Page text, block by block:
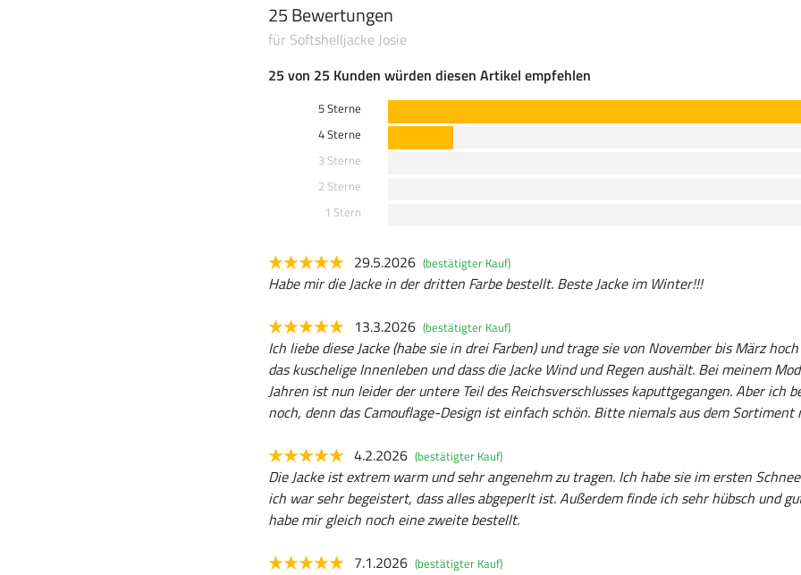
25 Bewertungen
für Softshelljacke Josie
25 von 25 Kunden würden diesen Artikel empfehlen
5 Sterne
4 Sterne
3 Sterne
2 Sterne
1 Stern
29.5.2026 (bestätigter Kauf)
Habe mir die Jacke in der dritten Farbe bestellt. Beste Jacke im Winter!!!
13.3.2026 (bestätigter Kauf)
Ich liebe diese Jacke (habe sie in drei Farben) und trage sie von November bis März
das kuschelige Innenleben und dass die Jacke Wind und Regen aushält. Bei meinem
Jahren ist nun leider der untere Teil des Reichsverschlusses kaputtgegangen. Aber ich
noch, denn das Camouflage-Design ist einfach schön. Bitte niemals aus dem Sortiment
4.2.2026 (bestätigter Kauf)
Die Jacke ist extrem warm und sehr angenehm zu tragen. Ich habe sie im ersten
ich war sehr begeistert, dass alles abgeperlt ist. Außerdem finde ich sehr hübsch und
habe mir gleich noch eine zweite bestellt.
7.1.2026 (bestätigter Kauf)